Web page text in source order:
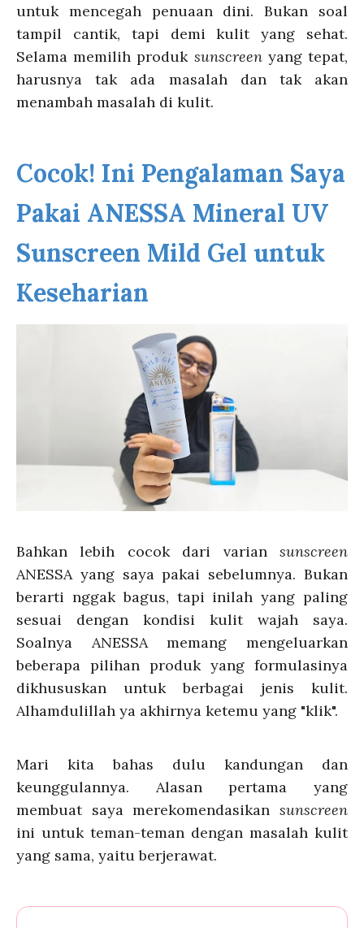
untuk mencegah penuaan dini. Bukan soal
tampil cantik, tapi demi kulit yang sehat.
Selama memilih produk sunscreen yang tepat,
harusnya tak ada masalah dan tak akan
menambah masalah di kulit.
Cocok! Ini Pengalaman Saya
Pakai ANESSA Mineral UV
Sunscreen Mild Gel untuk
Keseharian
Bahkan lebih cocok dari varian sunscreen
ANESSA yang saya pakai sebelumnya. Bukan
berarti nggak bagus, tapi inilah yang paling
sesuai dengan kondisi kulit wajah saya.
Soalnya ANESSA memang mengeluarkan
beberapa pilihan produk yang formulasinya
dikhususkan untuk berbagai jenis kulit.
Alhamdulillah ya akhirnya ketemu yang "klik".
Mari kita bahas dulu kandungan dan
keunggulannya. Alasan pertama yang
membuat saya merekomendasikan sunscreen
ini untuk teman-teman dengan masalah kulit
yang sama, yaitu berjerawat.